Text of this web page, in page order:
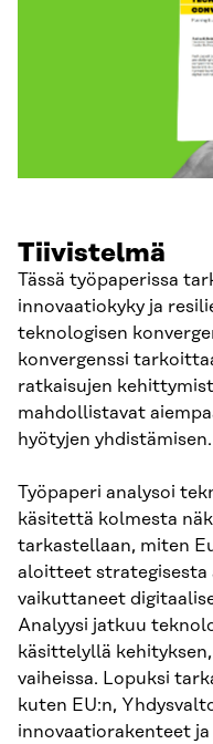
Tiivistelmä
Tässä työpaperissa
innovaatiokyky ja
teknologisen
konvergenssi
ratkaisujen
mahdollistavat
hyötyjen yhdistämisen.
Työpaperi analysoi
käsitettä kolmesta
tarkastellaan, miten
aloitteet strategisesta
vaikuttaneet
Analyysi jatkuu
käsittelyllä
vaiheissa. Lopuksi
kuten EU:n,
innovaatiorakenteet